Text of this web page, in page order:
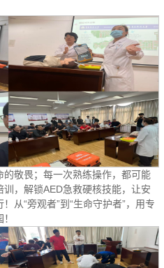
敬畏；每一次熟练操作，都可能
，解锁AED急救硬核技能，让安
从“旁观者”到“生命守护者”，用专